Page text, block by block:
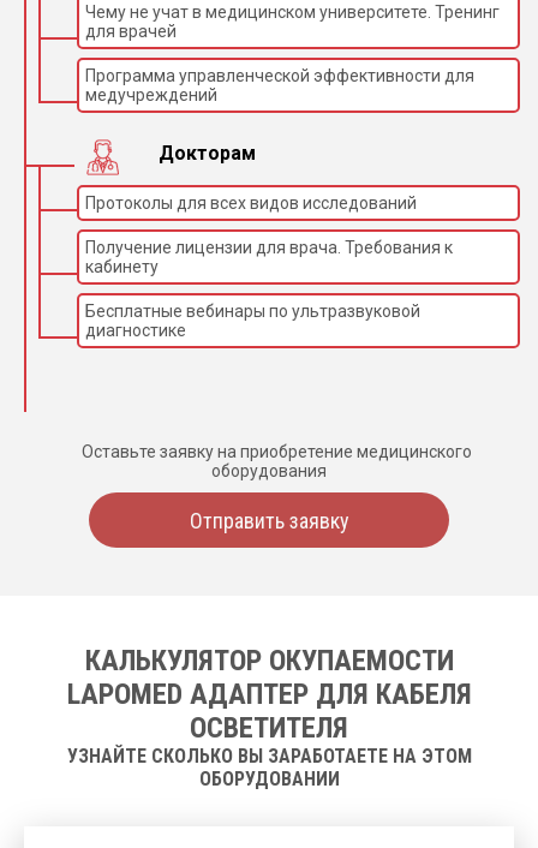
Чему не учат в медицинском университете. Тренинг
для врачей
Программа управленческой эффективности для
медучреждений
Докторам
Протоколы для всех видов исследований
Получение лицензии для врача. Требования к
кабинету
Бесплатные вебинары по ультразвуковой
диагностике
Оставьте заявку на приобретение медицинского
оборудования
Отправить заявку
КАЛЬКУЛЯТОР ОКУПАЕМОСТИ
LAPOMED АДАПТЕР ДЛЯ КАБЕЛЯ
ОСВЕТИТЕЛЯ
УЗНАЙТЕ СКОЛЬКО ВЫ ЗАРАБОТАЕТЕ НА ЭТОМ
ОБОРУДОВАНИИ